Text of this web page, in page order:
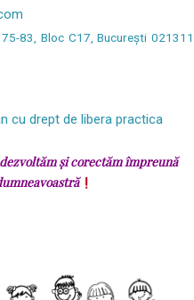
83, Bloc C17, București 021311
cu drept de libera practica
și corectăm împreună